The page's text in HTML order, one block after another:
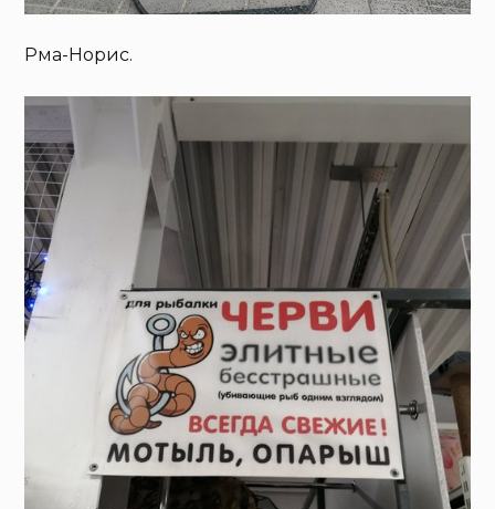
Рма-Норис.